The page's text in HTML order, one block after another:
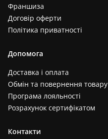
Франшиза
Договір оферти
Політика приватності
Допомога
Доставка і оплата
Обмін та повернення товару
Програма лояльності
Розрахунок сертифікатом
Контакти